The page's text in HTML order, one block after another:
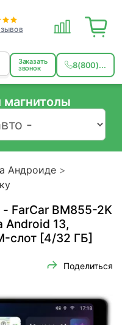
Заказать
звонок 8(800)...
Андроиде
FarCar BM855-2K
Android 13,
слот [4/32 ГБ]
Поделиться